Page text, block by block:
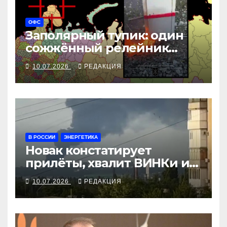
ОФС
Заполярный тупик: один
сожжённый релейник
парализовал
стратегический тыл
режима
10.07.2026 РЕДАКЦИЯ
В РОССИИ ЭНЕРГЕТИКА
Новак констатирует
прилёты, хвалит ВИНКи и
ругает перекупщиков
10.07.2026 РЕДАКЦИЯ